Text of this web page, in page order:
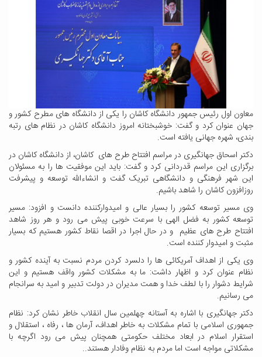
معاون اول رئیس جمهور دانشگاه کاشان را یکی از دانشگاه های مطرح کشور و
جهان عنوان کرد و گفت: خوشبختانه امروز دانشگاه کاشان در نظام های رتبه
بندی، شهره جهانی یافته است.
دکتر اسحاق جهانگیری در مراسم افتتاح طرح های کاشان، از دانشگاه کاشان در
برگزاری این مراسم قدردانی کرد و گفت: باید این موفقیت ها را به مسئولان
این شهر فرهنگی و دانشگاهی تبریک گفت و انشاءالله توسعه و پیشرفت
روزافزون کاشان را شاهد باشیم.
وی مسیر توسعه کشور را بسیار عالی و امیدوارکننده دانست و افزود: مسیر
توسعه کشور به فضل الهی با سرعت خوبی پیش می رود و هر روز شاهد
افتتاح طرح های عظیم و در حال اجرا در اقصا نقاط کشور هستیم که بسیار
مثبت و امیدوار کننده است.
وی یکی از اهداف آمریکائی ها را دلسرد کردن مردم نسبت به آینده کشور و
نظام عنوان کرد و اظهار داشت: ما به مشکلات کشور واقف هستیم و این
شرایط دشوار را با لطف خدا و همت مدیران در دولت تدبیر و امید به سرانجام
می رسانیم.
دکتر جهانگیری با اشاره به آستانه چهلمین سال انقلاب خاطر نشان کرد: نظام
جمهوری اسلامی با تمام مشکلات به خاطر اهداف، آرمان ها ، رفاه ، استقلال و
استقرار اسلام در ابعاد مختلف حکومتی همچنان پیش می رود اگرچه با
مشکلاتی مواجه است اما مردم به نظام وفادار هستند..